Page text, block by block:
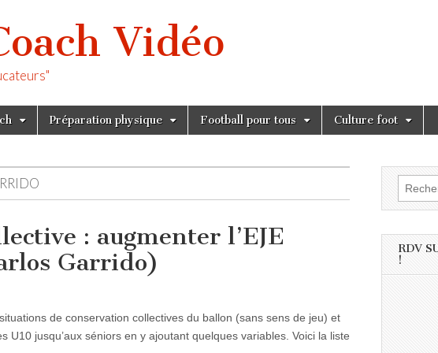
Vidéo
Préparation physique Football pour tous Culture foot
: augmenter l’EJE
Garrido)
de conservation collectives du ballon (sans sens de jeu) et
U10 jusqu’aux séniors en y ajoutant quelques variables. Voici la liste
RDV
!